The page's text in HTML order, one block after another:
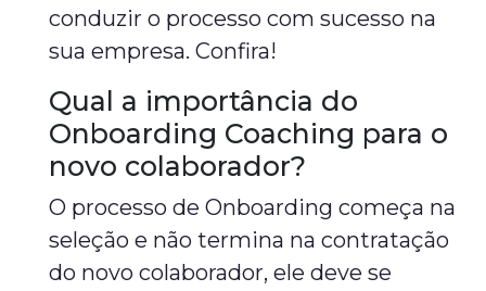
conduzir o processo com sucesso na
sua empresa. Confira!
Qual a importância do
Onboarding Coaching para o
novo colaborador?
O processo de Onboarding começa na
seleção e não termina na contratação
do novo colaborador, ele deve se